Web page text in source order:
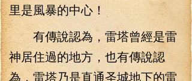
里是風暴的中心！
有傳說認為，雷塔曾經是雷
神居住過的地方，也有傳說認
為，雷塔乃是直通圣城地下的雷